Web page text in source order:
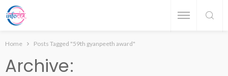
Home Posts Tagged "59th gyanpeeth award"
Archive